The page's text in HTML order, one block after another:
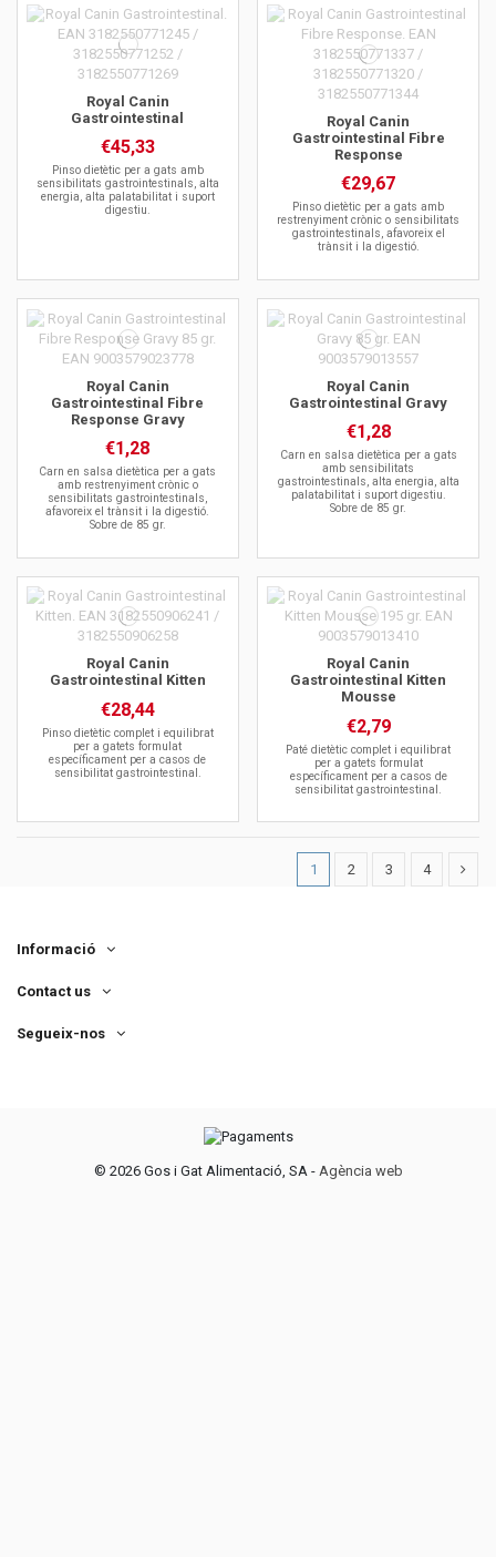
Royal Canin
Gastrointestinal
€45,33
Pinso dietètic per a gats amb
sensibilitats gastrointestinals, alta
energia, alta palatabilitat i suport
digestiu.
Royal Canin
Gastrointestinal Fibre
Response
€29,67
Pinso dietètic per a gats amb
restrenyiment crònic o sensibilitats
gastrointestinals, afavoreix el
trànsit i la digestió.
Royal Canin
Gastrointestinal Fibre
Response Gravy
€1,28
Carn en salsa dietètica per a gats
amb restrenyiment crònic o
sensibilitats gastrointestinals,
afavoreix el trànsit i la digestió.
Sobre de 85 gr.
Royal Canin
Gastrointestinal Gravy
€1,28
Carn en salsa dietètica per a gats
amb sensibilitats
gastrointestinals, alta energia, alta
palatabilitat i suport digestiu.
Sobre de 85 gr.
Royal Canin
Gastrointestinal Kitten
€28,44
Pinso dietètic complet i equilibrat
per a gatets formulat
específicament per a casos de
sensibilitat gastrointestinal.
Royal Canin
Gastrointestinal Kitten
Mousse
€2,79
Paté dietètic complet i equilibrat
per a gatets formulat
específicament per a casos de
sensibilitat gastrointestinal.
1 2 3 4
Informació
Contact us
Segueix-nos
© 2026 Gos i Gat Alimentació, SA - Agència web